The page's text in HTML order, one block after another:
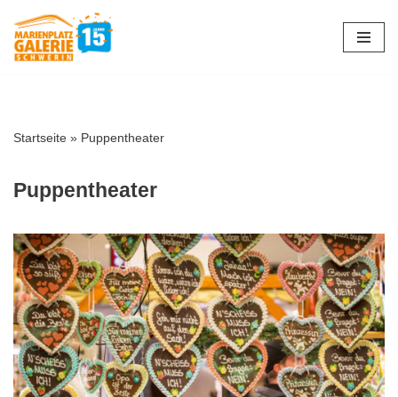
Zum
Startseite » Puppentheater
Puppentheater